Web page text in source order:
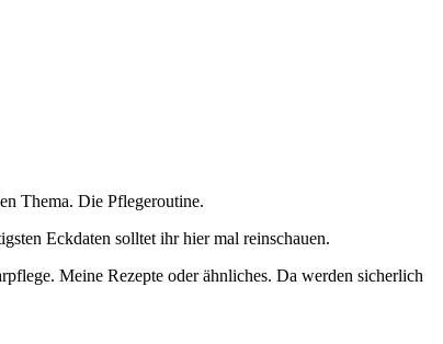
Thema. Die Pflegeroutine.
Eckdaten solltet ihr hier mal reinschauen.
Meine Rezepte oder ähnliches. Da werden sicherlich